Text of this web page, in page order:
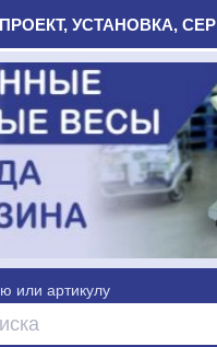
ПРОЕКТ, УСТАНОВКА,
или артикулу